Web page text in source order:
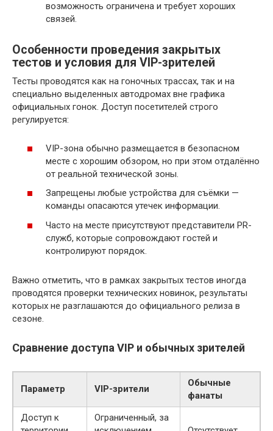
возможность ограничена и требует хороших
связей.
Особенности проведения закрытых
тестов и условия для VIP-зрителей
Тесты проводятся как на гоночных трассах, так и на
специально выделенных автодромах вне графика
официальных гонок. Доступ посетителей строго
регулируется:
VIP-зона обычно размещается в безопасном
месте с хорошим обзором, но при этом отдалённо
от реальной технической зоны.
Запрещены любые устройства для съёмки —
команды опасаются утечек информации.
Часто на месте присутствуют представители PR-
служб, которые сопровождают гостей и
контролируют порядок.
Важно отметить, что в рамках закрытых тестов иногда
проводятся проверки технических новинок, результаты
которых не разглашаются до официального релиза в
сезоне.
Сравнение доступа VIP и обычных зрителей
Параметр VIP-зрители
Обычные
фанаты
Доступ к
Ограниченный, за